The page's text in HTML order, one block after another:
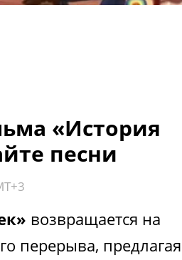
«История
песни
возвращается на
перерыва, предлагая